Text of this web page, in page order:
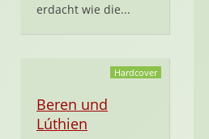
erdacht wie die...
Hardcover
Beren und
Lúthien